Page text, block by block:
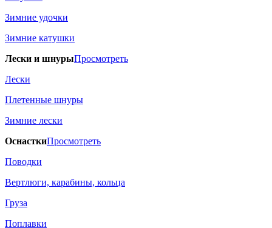
Зимние удочки
Зимние катушки
Лески и шнурыПросмотреть
Лески
Плетенные шнуры
Зимние лески
ОснасткиПросмотреть
Поводки
Вертлюги, карабины, кольца
Груза
Поплавки